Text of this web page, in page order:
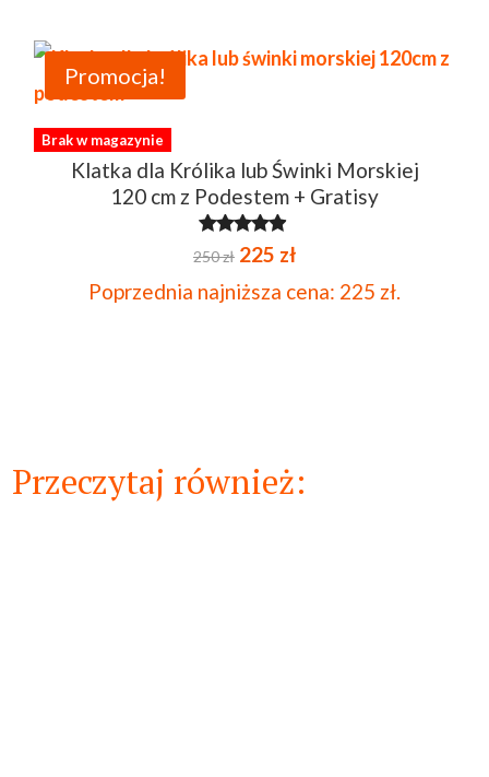
Promocja!
Brak w magazynie
Klatka dla Królika lub Świnki Morskiej
120 cm z Podestem + Gratisy
Oceniono
4.80
na 5
250zł Pierwotna
cena
225 złAktualna
cena
Poprzednia najniższa cena: 225 zł
Przeczytaj również: